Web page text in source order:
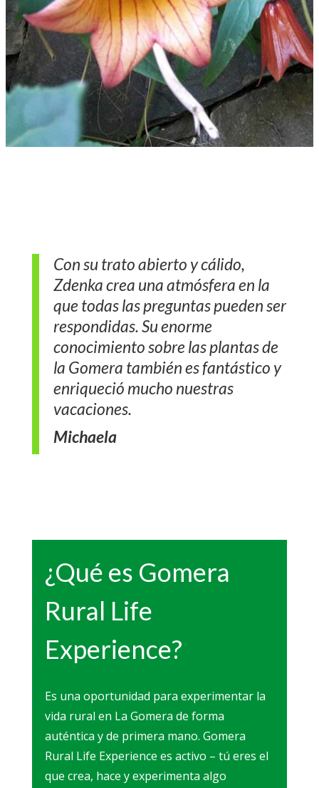
Con su trato abierto y cálido,
Zdenka crea una atmósfera en la
que todas las preguntas pueden ser
respondidas. Su enorme
conocimiento sobre las plantas de
la Gomera también es fantástico y
enriqueció mucho nuestras
vacaciones.
Michaela
¿Qué es Gomera
Rural Life
Experience?
Es una oportunidad para experimentar la
vida rural en La Gomera de forma
auténtica y de primera mano. Gomera
Rural Life Experience es activo – tú eres el
que crea, hace y experimenta algo